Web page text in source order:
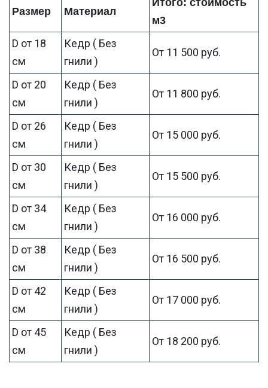
Размер Материал
Итого: стоимость
м3
D от 18
см
Кедр ( Без
гнили )
От 11 500 руб.
D от 20
см
Кедр ( Без
гнили )
От 11 800 руб.
D от 26
см
Кедр ( Без
гнили )
От 15 000 руб.
D от 30
см
Кедр ( Без
гнили )
От 15 500 руб.
D от 34
см
Кедр ( Без
гнили )
От 16 000 руб.
D от 38
см
Кедр ( Без
гнили )
От 16 500 руб.
D от 42
см
Кедр ( Без
гнили )
От 17 000 руб.
D от 45
см
Кедр ( Без
гнили )
От 18 200 руб.